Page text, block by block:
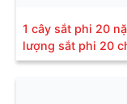
1 cây sắt phi 20
lượng sắt phi 20